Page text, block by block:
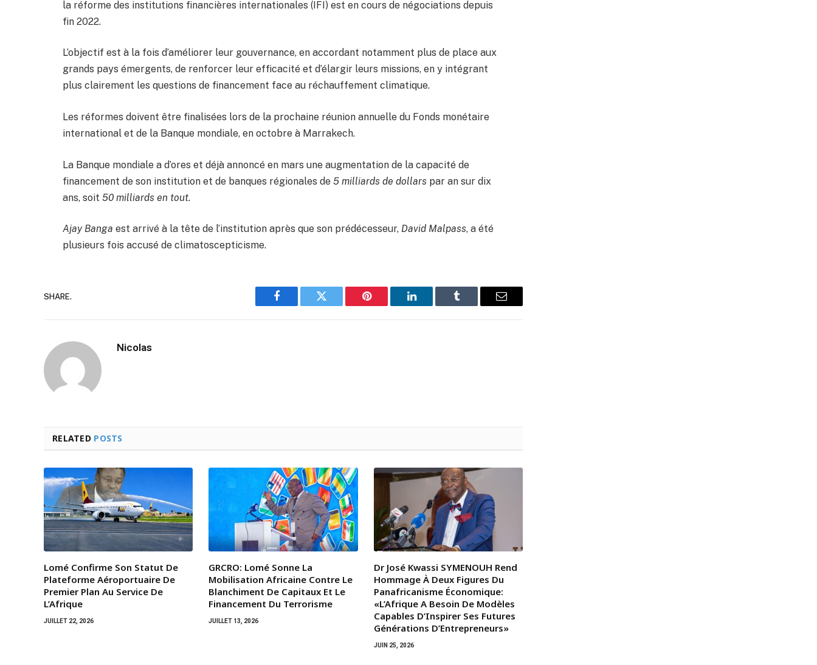
la réforme des institutions financières internationales (IFI) est en cours de négociations depuis
fin 2022.
L’objectif est à la fois d’améliorer leur gouvernance, en accordant notamment plus de place aux
grands pays émergents, de renforcer leur efficacité et d’élargir leurs missions, en y intégrant
plus clairement les questions de financement face au réchauffement climatique.
Les réformes doivent être finalisées lors de la prochaine réunion annuelle du Fonds monétaire
international et de la Banque mondiale, en octobre à Marrakech.
La Banque mondiale a d’ores et déjà annoncé en mars une augmentation de la capacité de
financement de son institution et de banques régionales de 5 milliards de dollars par an sur dix
ans, soit 50 milliards en tout.
Ajay Banga est arrivé à la tête de l’institution après que son prédécesseur, David Malpass, a été
plusieurs fois accusé de climatoscepticisme.
SHARE.
Facebook Twitter Pinterest LinkedIn Tumblr Email
Nicolas
RELATED POSTS
Lomé Confirme Son Statut De
Plateforme Aéroportuaire De
Premier Plan Au Service De
L’Afrique
JUILLET 22, 2026
GRCRO: Lomé Sonne La
Mobilisation Africaine Contre Le
Blanchiment De Capitaux Et Le
Financement Du Terrorisme
JUILLET 13, 2026
Dr José Kwassi SYMENOUH Rend
Hommage À Deux Figures Du
Panafricanisme Économique:
«L’Afrique A Besoin De Modèles
Capables D’Inspirer Ses Futures
Générations D’Entrepreneurs»
JUIN 25, 2026